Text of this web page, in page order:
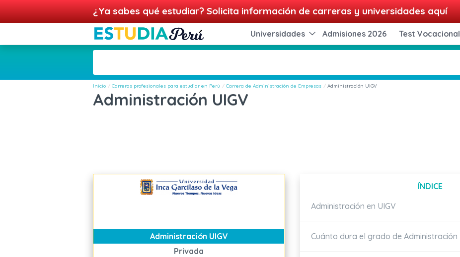
¿Ya sabes qué estudiar? Solicita información de carreras y universidades aquí
Universidades Admisiones 2026 Test Vocacional
Inicio Carreras profesionales para estudiar en Perú Carrera de Administración de Empresas Administración UIGV
Administración UIGV
Administración UIGV
Privada
ÍNDICE
Administración en UIGV
Cuánto dura el grado de Administración